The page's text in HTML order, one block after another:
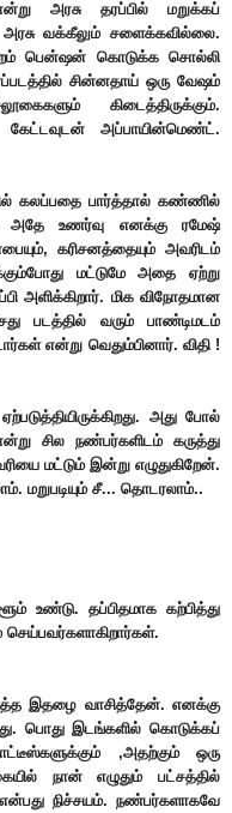
அரசு தரப்பில் மறுக்கப்
அரசு வக்கீலும் சளைக்கவில்லை.
பென்ஷன் கொடுக்க சொல்லி
சின்னதாய் ஒரு வேஷம்
கிடைத்திருக்கும்.
கேட்டவுடன் அப்பாயின்மெண்ட்.
கலப்பதை பார்த்தால் கண்ணில்
அதே உணர்வு எனக்கு ரமேஷ்
கரிசனத்தையும் அவரிடம்
மட்டுமே அதை ஏற்று
அளிக்கிறார். மிக விநோதமான
படத்தில் வரும் பாண்டிமடம்
என்று வெதும்பினார். விதி !
அது போல்
சில நண்பர்களிடம் கருத்து
மட்டும் இன்று எழுதுகிறேன்.
மறுபடியும் சீ... தொடரலாம்..
உண்டு. தப்பிதமாக கற்பித்து
இதழை வாசித்தேன். எனக்கு
பொது இடங்களில் கொடுக்கப்
,அதற்கும் ஒரு
நான் எழுதும் பட்சத்தில்
என்பது நிச்சயம். நண்பர்களாகவே